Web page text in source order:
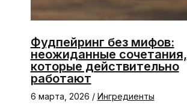
Фудпейринг без мифов:
неожиданные сочетания,
которые действительно
работают
6 марта, 2026 / Ингредиенты